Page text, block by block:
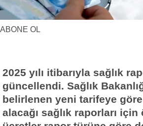
ABONE OL
2025 yılı itibarıyla sağlık
güncellendi. Sağlık
belirlenen yeni tarifeye
alacağı sağlık raporları